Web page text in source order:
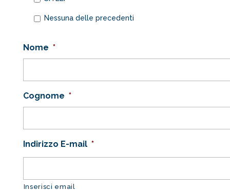
Nessuna delle precedenti
Nome *
Cognome *
Indirizzo E-mail *
Inserisci email